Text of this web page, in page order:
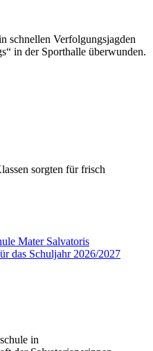
schnellen Verfolgungsjagden
in der Sporthalle überwunden.
sorgten für frisch
Mater Salvatoris
das Schuljahr 2026/2027
in